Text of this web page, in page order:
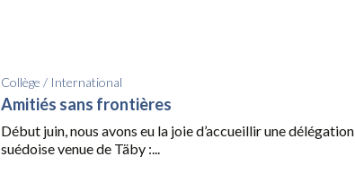
Collège / International
Amitiés sans frontières
Début juin, nous avons eu la joie d’accueillir une délégation
suédoise venue de Täby :...